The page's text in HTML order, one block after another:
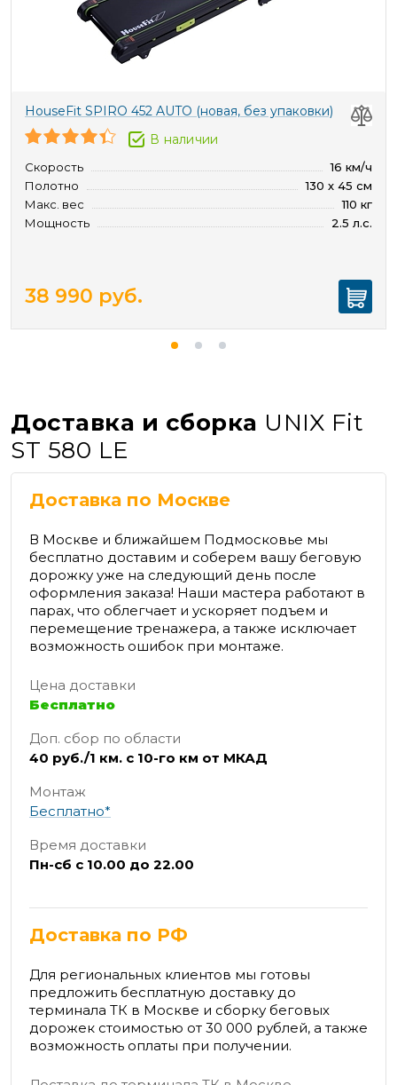
HouseFit SPIRO 452 AUTO (новая, без упаковки)
В наличии
Скорость
16 км/ч
Полотно
130 х 45 см
Макс. вес
110 кг
Мощность
2.5 л.с.
38 990 руб.
Доставка и сборка UNIX Fit
ST 580 LE
Доставка по Москве
В Москве и ближайшем Подмосковье мы
бесплатно доставим и соберем вашу беговую
дорожку уже на следующий день после
оформления заказа! Наши мастера работают в
парах, что облегчает и ускоряет подъем и
перемещение тренажера, а также исключает
возможность ошибок при монтаже.
Цена доставки
Бесплатно
Доп. сбор по области
40 руб./1 км. с 10-го км от МКАД
Монтаж
Бесплатно*
Время доставки
Пн-сб с 10.00 до 22.00
Доставка по РФ
Для региональных клиентов мы готовы
предложить бесплатную доставку до
терминала ТК в Москве и сборку беговых
дорожек стоимостью от 30 000 рублей, а также
возможность оплаты при получении.